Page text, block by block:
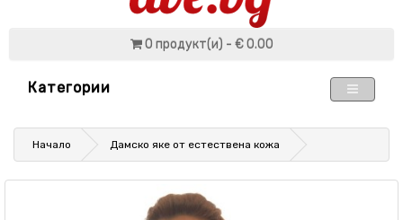
0 продукт(и) - € 0.00
Категории
Начало Дамско яке от естествена кожа